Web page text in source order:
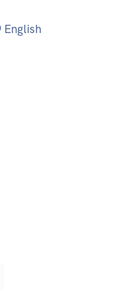
English